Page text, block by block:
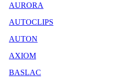
AURORA
AUTOCLIPS
AUTON
AXIOM
BASLAC